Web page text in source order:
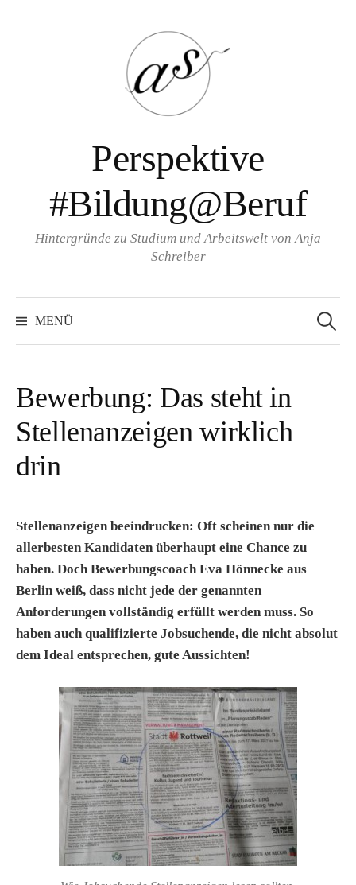
Perspektive
#Bildung@Beruf
Hintergründe zu Studium und Arbeitswelt von Anja
Schreiber
MENÜ
nach:
Bewerbung: Das steht in
Stellenanzeigen wirklich
drin
Stellenanzeigen beeindrucken: Oft scheinen nur die
allerbesten Kandidaten überhaupt eine Chance zu
haben. Doch Bewerbungscoach Eva Hönnecke aus
Berlin weiß, dass nicht jede der genannten
Anforderungen vollständig erfüllt werden muss. So
haben auch qualifizierte Jobsuchende, die nicht absolut
dem Ideal entsprechen, gute Aussichten!